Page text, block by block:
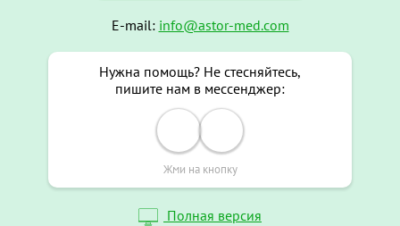
E-mail: info@astor-med.com
Нужна помощь? Не стесняйтесь,
пишите нам в мессенджер:
Жми на кнопку
Полная версия